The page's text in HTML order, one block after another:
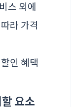
스 외에
라 가격
인 혜택
요소